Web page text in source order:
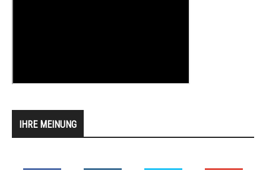
IHRE MEINUNG